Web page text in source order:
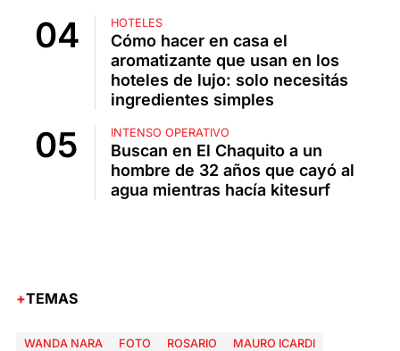
HOTELES
Cómo hacer en casa el
aromatizante que usan en los
hoteles de lujo: solo necesitás
ingredientes simples
INTENSO OPERATIVO
Buscan en El Chaquito a un
hombre de 32 años que cayó al
agua mientras hacía kitesurf
TEMAS
WANDA NARA FOTO ROSARIO MAURO ICARDI